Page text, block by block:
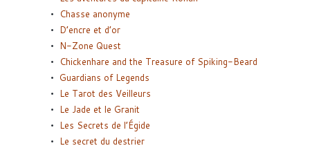
Chasse anonyme
D’encre et d’or
N-Zone Quest
Chickenhare and the Treasure of Spiking-Beard
Guardians of Legends
Le Tarot des Veilleurs
Le Jade et le Granit
Les Secrets de l’Égide
Le secret du destrier